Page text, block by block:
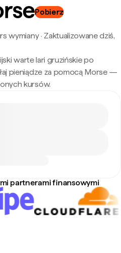
Pobierz
wymiany· Zaktualizowane dziś,
warte lari gruzińskie po
pieniądze za pomocą Morse —
kursów.
partnerami finansowymi